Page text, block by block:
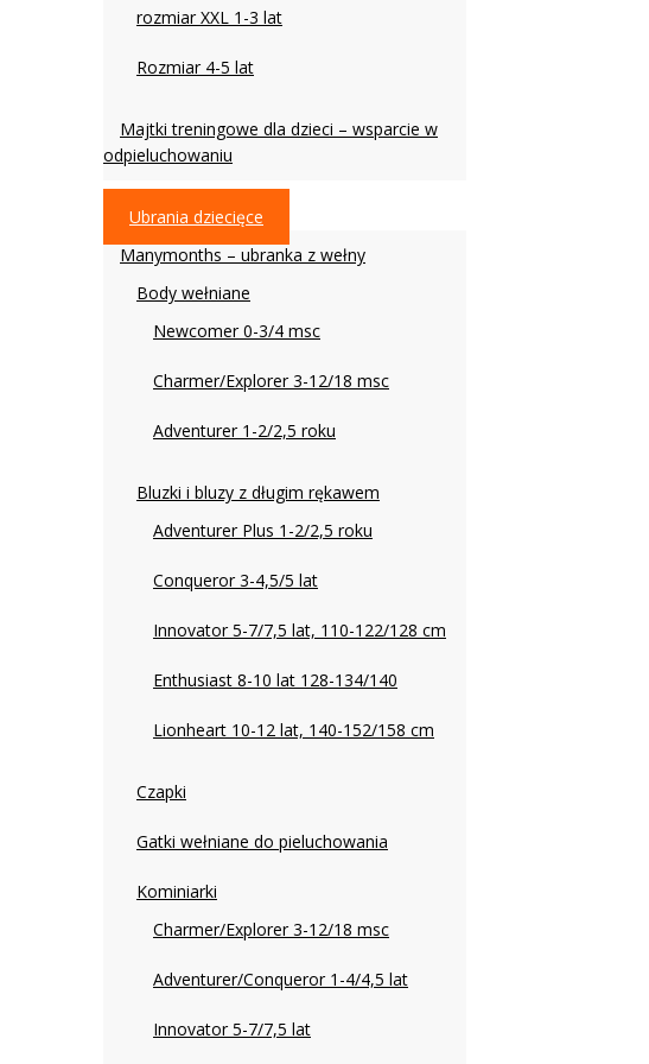
rozmiar XXL 1-3 lat
Rozmiar 4-5 lat
Majtki treningowe dla dzieci – wsparcie w
odpieluchowaniu
Ubrania dziecięce
Manymonths – ubranka z wełny
Body wełniane
Newcomer 0-3/4 msc
Charmer/Explorer 3-12/18 msc
Adventurer 1-2/2,5 roku
Bluzki i bluzy z długim rękawem
Adventurer Plus 1-2/2,5 roku
Conqueror 3-4,5/5 lat
Innovator 5-7/7,5 lat, 110-122/128 cm
Enthusiast 8-10 lat 128-134/140
Lionheart 10-12 lat, 140-152/158 cm
Czapki
Gatki wełniane do pieluchowania
Kominiarki
Charmer/Explorer 3-12/18 msc
Adventurer/Conqueror 1-4/4,5 lat
Innovator 5-7/7,5 lat